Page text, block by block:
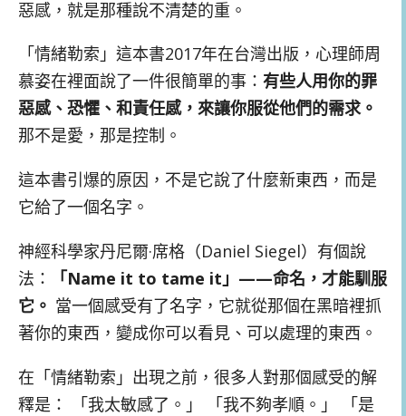
惡感，就是那種說不清楚的重。
「情緒勒索」這本書2017年在台灣出版，心理師周
慕姿在裡面說了一件很簡單的事： 有些人用你的罪
惡感、恐懼、和責任感，來讓你服從他們的需求。
那不是愛，那是控制。
這本書引爆的原因，不是它說了什麼新東西，而是
它給了一個名字。
神經科學家丹尼爾·席格（Daniel Siegel）有個說
法：
「Name it to tame it」——命名，才能馴服
它。 當一個感受有了名字，它就從那個在黑暗裡抓
著你的東西，變成你可以看見、可以處理的東西。
在「情緒勒索」出現之前，很多人對那個感受的解
釋是： 「我太敏感了。」 「我不夠孝順。」 「是